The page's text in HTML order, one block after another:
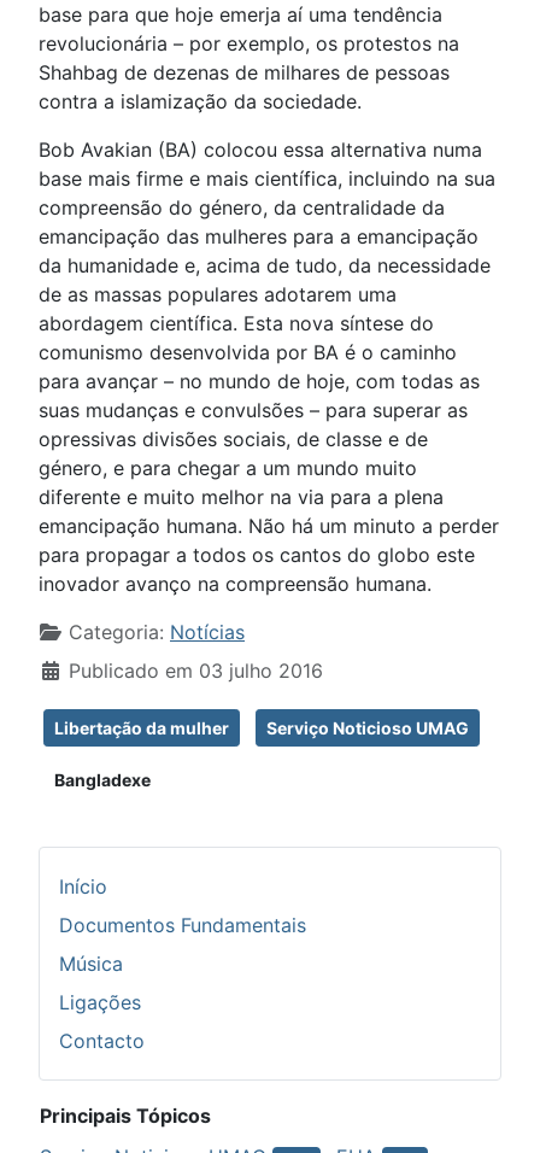
base para que hoje emerja aí uma tendência
revolucionária – por exemplo, os protestos na
Shahbag de dezenas de milhares de pessoas
contra a islamização da sociedade.
Bob Avakian (BA) colocou essa alternativa numa
base mais firme e mais científica, incluindo na sua
compreensão do género, da centralidade da
emancipação das mulheres para a emancipação
da humanidade e, acima de tudo, da necessidade
de as massas populares adotarem uma
abordagem científica. Esta nova síntese do
comunismo desenvolvida por BA é o caminho
para avançar – no mundo de hoje, com todas as
suas mudanças e convulsões – para superar as
opressivas divisões sociais, de classe e de
género, e para chegar a um mundo muito
diferente e muito melhor na via para a plena
emancipação humana. Não há um minuto a perder
para propagar a todos os cantos do globo este
inovador avanço na compreensão humana.
Detalhes
Categoria: Notícias
Publicado em 03 julho 2016
Libertação da mulher Serviço Noticioso UMAG
Bangladexe
Início
Documentos Fundamentais
Música
Ligações
Contacto
Principais Tópicos